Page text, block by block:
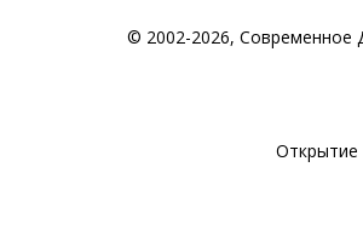
© 2002-2026, Современное
Открытие